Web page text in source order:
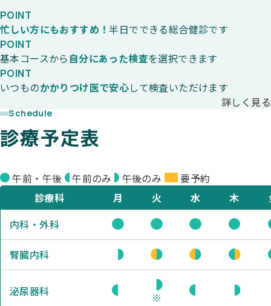
POINT
忙しい方にもおすすめ！半日でできる総合健診です
POINT
基本コースから 自分にあった検査を選択できます
POINT
いつものかかりつけ医で安心して検査いただけます
詳しく見る
Schedule
診療予定表
午前・午後 午前のみ 午後のみ
要予約
診療科
月 火 水 木
内科・外科
腎臓内科
泌尿器科
※